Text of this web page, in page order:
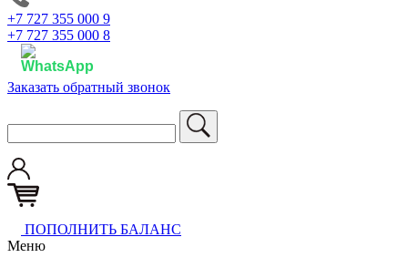
+7 727 355 000 9
+7 727 355 000 8
Заказать обратный звонок
ПОПОЛНИТЬ БАЛАНС
Меню